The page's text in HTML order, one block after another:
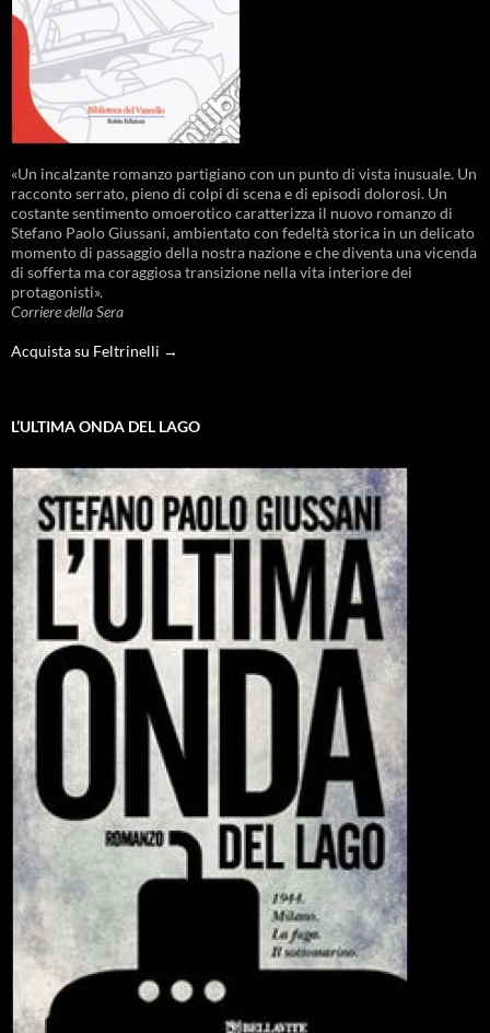
«Un incalzante romanzo partigiano con un punto di vista inusuale. Un
racconto serrato, pieno di colpi di scena e di episodi dolorosi. Un
costante sentimento omoerotico caratterizza il nuovo romanzo di
Stefano Paolo Giussani, ambientato con fedeltà storica in un delicato
momento di passaggio della nostra nazione e che diventa una vicenda
di sofferta ma coraggiosa transizione nella vita interiore dei
protagonisti».
Corriere della Sera
Acquista su Feltrinelli →
L’ULTIMA ONDA DEL LAGO